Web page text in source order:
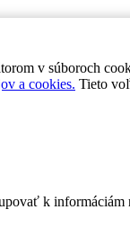
v súboroch
a cookies. Tieto
k informáciám